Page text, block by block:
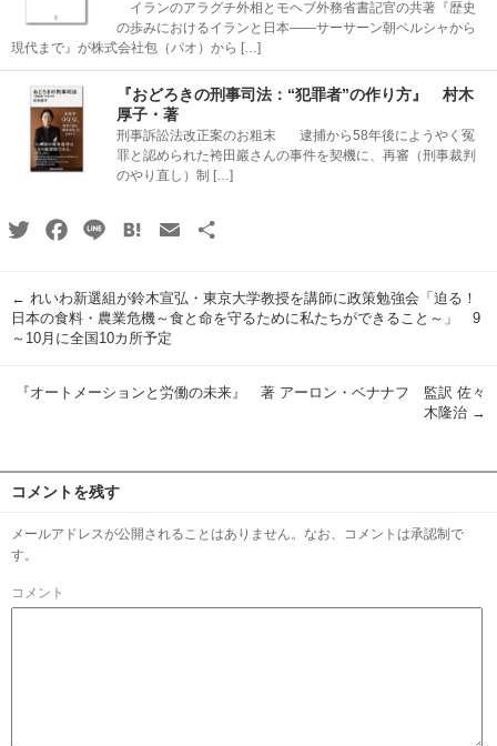
イランのアラグチ外相とモヘブ外務省書記官の共著『歴史
の歩みにおけるイランと日本――サーサーン朝ペルシャから
現代まで』が株式会社包（パオ）から […]
『おどろきの刑事司法：“犯罪者”の作り方』 村木
厚子・著
刑事訴訟法改正案のお粗末 逮捕から58年後にようやく冤
罪と認められた袴田巖さんの事件を契機に、再審（刑事裁判
のやり直し）制 […]
TwitterFacebook
Line HatenaEmail
← れいわ新選組が鈴木宣弘・東京大学教授を講師に政策勉強会「迫る！
日本の食料・農業危機～食と命を守るために私たちができること～」 9
～10月に全国10カ所予定
『オートメーションと労働の未来』 著 アーロン・ベナナフ 監訳 佐々
木隆治 →
コメントを残す
メールアドレスが公開されることはありません。なお、コメントは承認制で
す。
コメント